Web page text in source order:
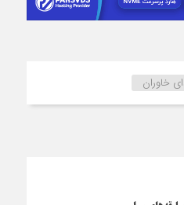
خاوران